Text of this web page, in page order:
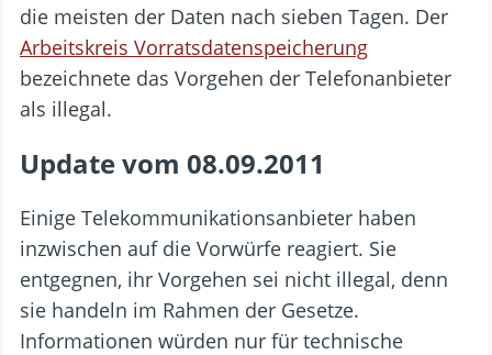
die meisten der Daten nach sieben Tagen. Der
Arbeitskreis Vorratsdatenspeicherung
bezeichnete das Vorgehen der Telefonanbieter
als illegal.
Update vom 08.09.2011
Einige Telekommunikationsanbieter haben
inzwischen auf die Vorwürfe reagiert. Sie
entgegnen, ihr Vorgehen sei nicht illegal, denn
sie handeln im Rahmen der Gesetze.
Informationen würden nur für technische